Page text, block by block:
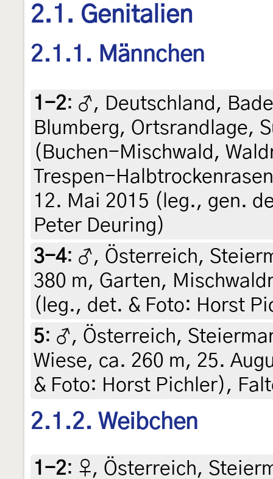
2.1. Genitalien
2.1.1. Männchen
1-2: ♂, Deutschland,
Blumberg, Ortsrandlage,
(Buchen-Mischwald,
Trespen-
12. Mai 2015 (leg., gen.
Peter Deuring)
3-4: ♂, Österreich,
380 m, Garten,
(leg., det. & Foto: Horst
5: ♂, Österreich,
Wiese, ca. 260 m, 25.
& Foto: Horst Pichler),
2.1.2. Weibchen
1-2: ♀, Österreich,